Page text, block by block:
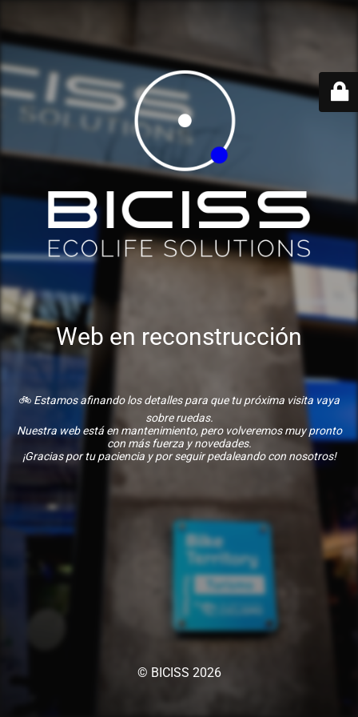
Web en reconstrucción
🚲 Estamos afinando los detalles para que tu próxima visita vaya
sobre ruedas.
Nuestra web está en mantenimiento, pero volveremos muy pronto
con más fuerza y novedades.
¡Gracias por tu paciencia y por seguir pedaleando con nosotros!
© BICISS 2026